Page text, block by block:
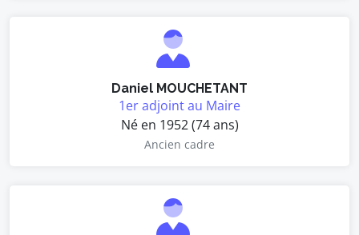
Daniel MOUCHETANT
1er adjoint au Maire
Né en 1952 (74 ans)
Ancien cadre